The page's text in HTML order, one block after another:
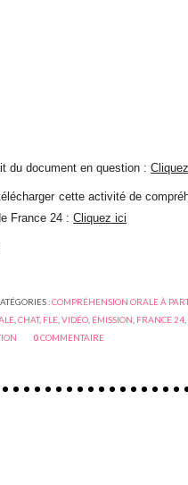
du document en question :
cette activité de
France 24 :Cliquez ici
:COMPRÉHENSION ORALE À
,CHAT, FLE ,VIDÉO ÉMISSION FRANCE 24
0COMMENTAIRE